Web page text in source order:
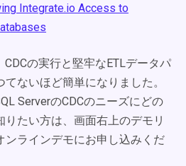
Integrate.io Access to
の実行と堅牢なETLデータパ
ないほど簡単になりました。
ServerのCDCのニーズにどの
りたい方は、画面右上のデモリ
ンラインデモにお申し込みくだ